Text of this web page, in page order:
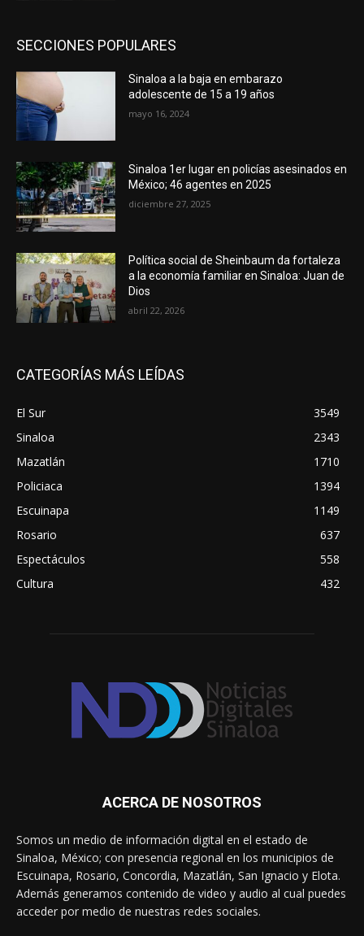
SECCIONES POPULARES
Sinaloa a la baja en embarazo
adolescente de 15 a 19 años
mayo 16, 2024
Sinaloa 1er lugar en policías asesinados en
México; 46 agentes en 2025
diciembre 27, 2025
Política social de Sheinbaum da fortaleza
a la economía familiar en Sinaloa: Juan de
Dios
abril 22, 2026
CATEGORÍAS MÁS LEÍDAS
El Sur
3549
Sinaloa
2343
Mazatlán
1710
Policiaca
1394
Escuinapa
1149
Rosario
637
Espectáculos
558
Cultura
432
ACERCA DE NOSOTROS
Somos un medio de información digital en el estado de
Sinaloa, México; con presencia regional en los municipios de
Escuinapa, Rosario, Concordia, Mazatlán, San Ignacio y Elota.
Además generamos contenido de video y audio al cual puedes
acceder por medio de nuestras redes sociales.